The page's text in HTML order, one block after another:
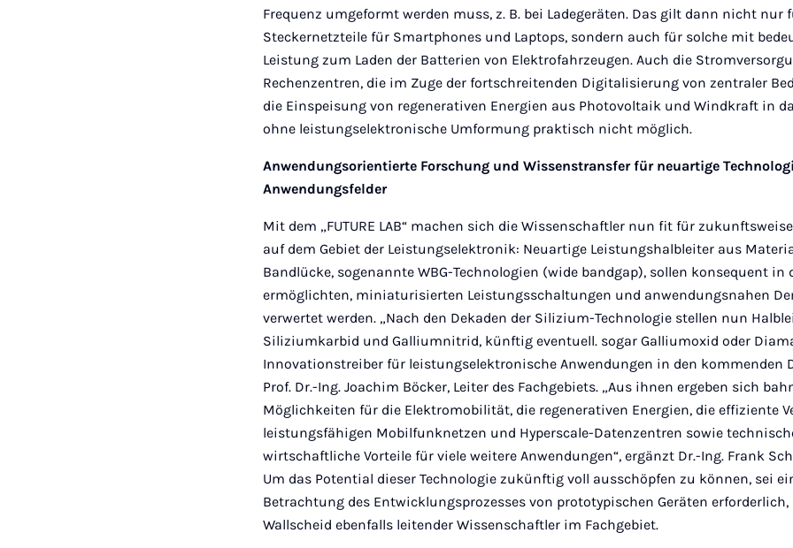
Frequenz umgeformt werden muss, z. B. bei Ladegeräten. Das gilt dann nicht nur
Steckernetzteile für Smartphones und Laptops, sondern auch für solche mit
Leistung zum Laden der Batterien von Elektrofahrzeugen. Auch die
Rechenzentren, die im Zuge der fortschreitenden Digitalisierung von zentraler
die Einspeisung von regenerativen Energien aus Photovoltaik und Windkraft in
ohne leistungselektronische Umformung praktisch nicht möglich.
Anwendungsorientierte Forschung und Wissenstransfer für neuartige
Anwendungsfelder
Mit dem „FUTURE LAB“ machen sich die Wissenschaftler nun fit für
auf dem Gebiet der Leistungselektronik: Neuartige Leistungshalbleiter aus
Bandlücke, sogenannte WBG-Technologien (wide bandgap), sollen konsequent in
ermöglichten, miniaturisierten Leistungsschaltungen und anwendungsnahen
verwertet werden. „Nach den Dekaden der Silizium-Technologie stellen nun
Siliziumkarbid und Galliumnitrid, künftig eventuell. sogar Galliumoxid oder
Innovationstreiber für leistungselektronische Anwendungen in den kommenden
Prof. Dr.-Ing. Joachim Böcker, Leiter des Fachgebiets. „Aus ihnen ergeben sich
Möglichkeiten für die Elektromobilität, die regenerativen Energien, die effiziente
leistungsfähigen Mobilfunknetzen und Hyperscale-Datenzentren sowie
wirtschaftliche Vorteile für viele weitere Anwendungen“, ergänzt Dr.-Ing. Frank
Um das Potential dieser Technologie zukünftig voll ausschöpfen zu können, sei
Betrachtung des Entwicklungsprozesses von prototypischen Geräten erforderlich,
Wallscheid ebenfalls leitender Wissenschaftler im Fachgebiet.